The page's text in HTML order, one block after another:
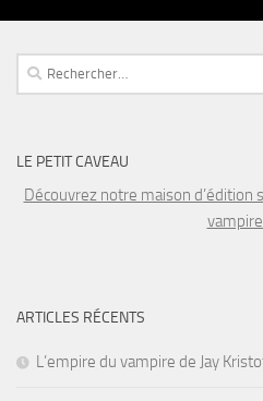
Rechercher :
LE PETIT CAVEAU
Découvrez notre maison d’édition
ARTICLES RÉCENTS
L’empire du vampire de Jay